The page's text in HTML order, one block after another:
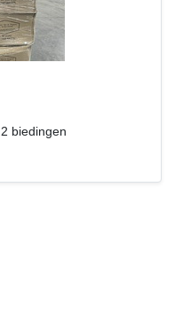
2 biedingen